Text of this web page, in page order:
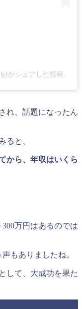
がシェアした投稿
れ、話題になったん
ると、
から、年収はいくら
万円はあるのでは
声もありましたね。
して、大成功を果た